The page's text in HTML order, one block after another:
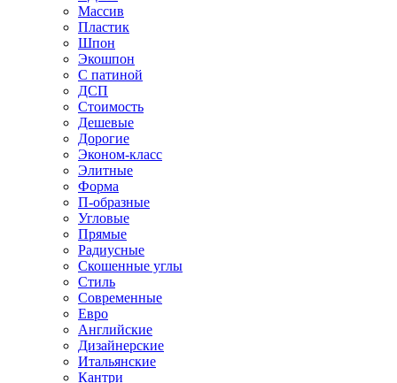
Массив
Пластик
Шпон
Экошпон
С патиной
ДСП
Стоимость
Дешевые
Дорогие
Эконом-класс
Элитные
Форма
П-образные
Угловые
Прямые
Радиусные
Скошенные углы
Стиль
Современные
Евро
Английские
Дизайнерские
Итальянские
Кантри